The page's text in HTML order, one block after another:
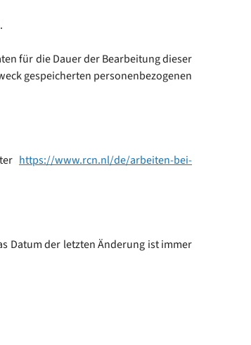
für die Dauer der Bearbeitung dieser
gespeicherten personenbezogenen
https://www.rcn.nl/de/arbeiten-bei-
Datum der letzten Änderung ist immer